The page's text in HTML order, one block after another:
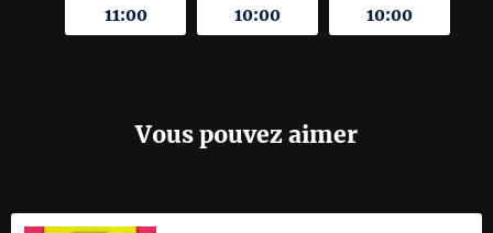
11:00 10:00 10:00
Vous pouvez aimer